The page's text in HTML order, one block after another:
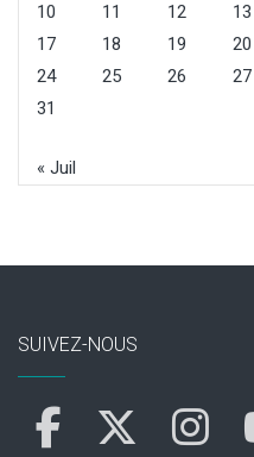
10
11 12 13
17
18 19 20
24
25 26 27
31
« Juil
SUIVEZ-NOUS